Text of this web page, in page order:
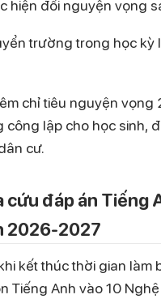
hiện đổi nguyện vọng
trường trong học kỳ
chỉ tiêu nguyện vọng
công lập cho học sinh,
cư.
cứu đáp án Tiếng
2026-2027
kết thúc thời gian làm
Tiếng Anh vào 10